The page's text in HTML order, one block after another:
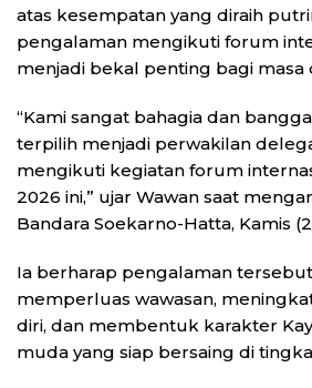
atas kesempatan yang diraih
pengalaman mengikuti forum
menjadi bekal penting bagi masa
“Kami sangat bahagia dan
terpilih menjadi perwakilan
mengikuti kegiatan forum
2026 ini,” ujar Wawan saat
Bandara Soekarno-Hatta, Kamis
Ia berharap pengalaman
memperluas wawasan,
diri, dan membentuk karakter
muda yang siap bersaing di